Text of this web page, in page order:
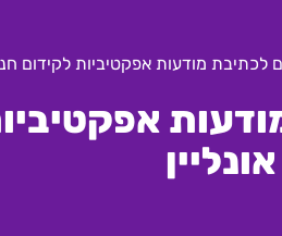
לכתיבת מודעות אפקטיביות לקידום
אונליין